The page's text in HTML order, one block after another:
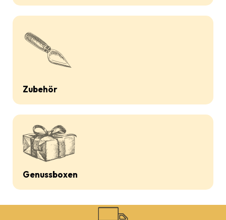
Zubehör
Genussboxen